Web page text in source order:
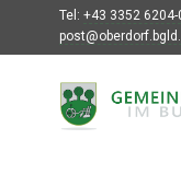
Tel: +43 3352 6204-